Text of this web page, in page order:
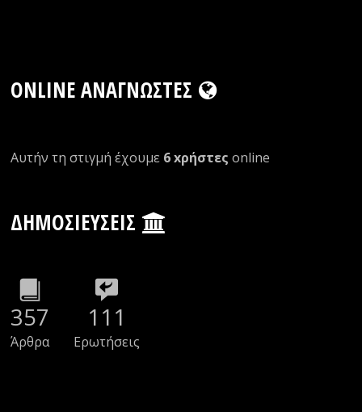
ONLINE ΑΝΑΓΝΏΣΤΕΣ
Αυτήν τη στιγμή έχουμε 6 xρήστες οnline
ΔΗΜΟΣΙΕΎΣΕΙΣ
357
Άρθρα
111
Ερωτήσεις